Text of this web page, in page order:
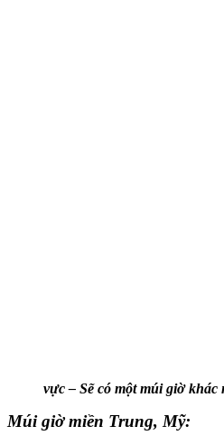
Ở Mỹ, với
vực – Sẽ có một múi giờ khác
Múi giờ miền Trung, Mỹ: